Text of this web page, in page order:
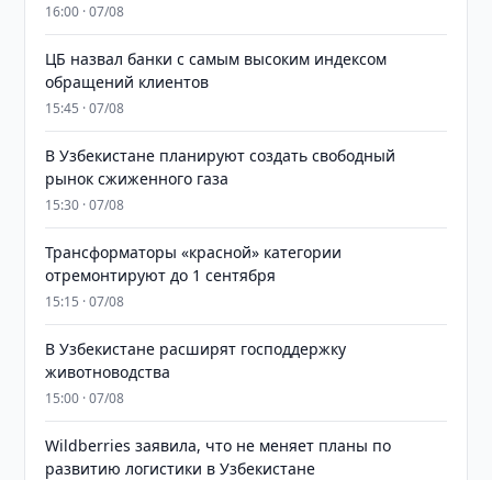
16:00 · 07/08
ЦБ назвал банки с самым высоким индексом
обращений клиентов
15:45 · 07/08
В Узбекистане планируют создать свободный
рынок сжиженного газа
15:30 · 07/08
Трансформаторы «красной» категории
отремонтируют до 1 сентября
15:15 · 07/08
В Узбекистане расширят господдержку
животноводства
15:00 · 07/08
Wildberries заявила, что не меняет планы по
развитию логистики в Узбекистане